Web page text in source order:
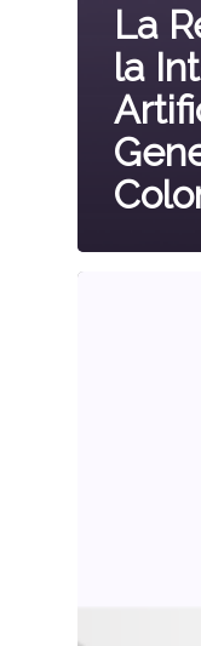
La
la